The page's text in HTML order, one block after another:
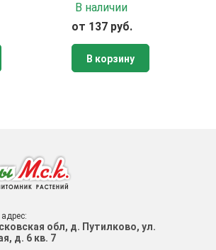
В наличии
от 137 руб.
В корзину
обл, д. Путилково, ул.
д. 6 кв. 7